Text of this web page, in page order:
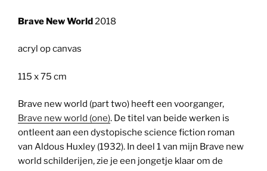
Brave New World 2018
acryl op canvas
115 x 75 cm
Brave new world (part two) heeft een voorganger,
Brave new world (one). De titel van beide werken is
ontleent aan een dystopische science fiction roman
van Aldous Huxley (1932). In deel 1 van mijn Brave new
world schilderijen, zie je een jongetje klaar om de